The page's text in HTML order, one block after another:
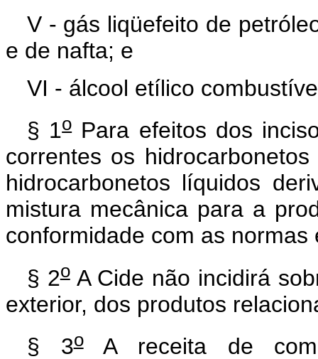
V - gás liqüefeito de
e de nafta; e
VI - álcool etílico
§ 1oPara efeitos dos
correntes os
hidrocarbonetos líquidos
mistura mecânica para a
conformidade com as normas
§ 2oA Cide não incidirá
exterior, dos produtos
§ 3oA receita de